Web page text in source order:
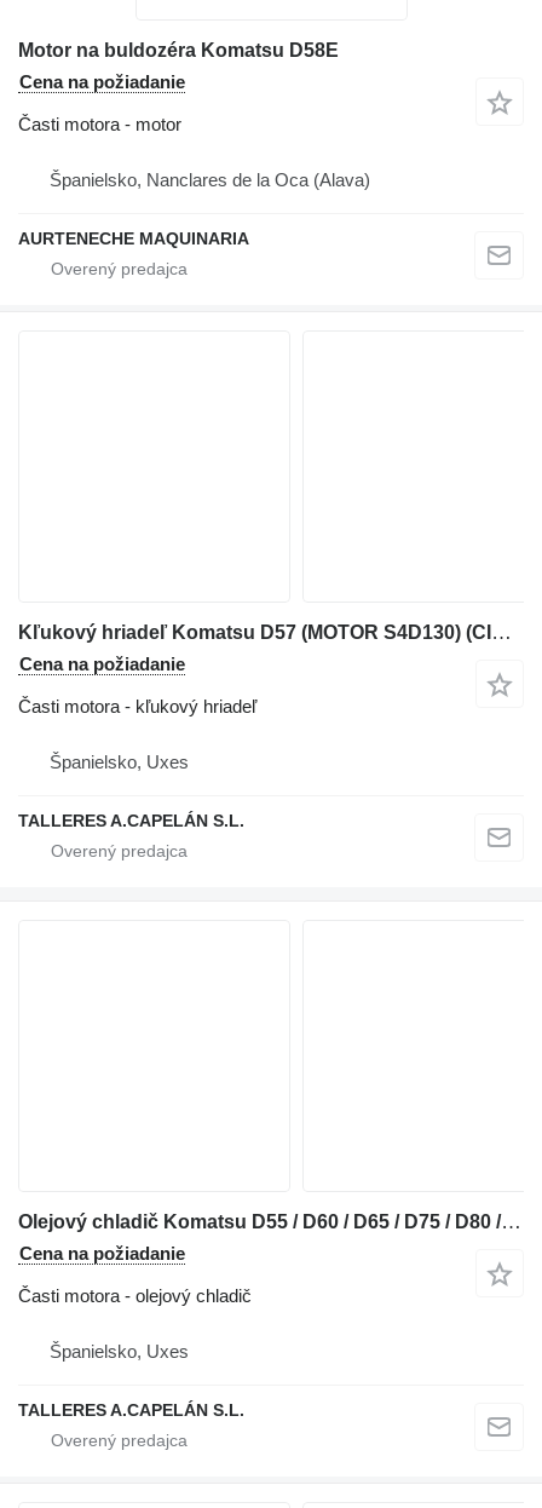
Motor na buldozéra Komatsu D58E
Cena na požiadanie
Časti motora - motor
Španielsko, Nanclares de la Oca (Alava)
AURTENECHE MAQUINARIA
Kľukový hriadeľ Komatsu D57 (MOTOR S4D130) (CIGUEÑAL) na buldozéra Komatsu D57
Cena na požiadanie
Časti motora - kľukový hriadeľ
Španielsko, Uxes
TALLERES A.CAPELÁN S.L.
Olejový chladič Komatsu D55 / D60 / D65 / D75 / D80 / EC170 / EG150 / EG175 / WS16 / GD3 na buldozéra Komatsu D65
Cena na požiadanie
Časti motora - olejový chladič
Španielsko, Uxes
TALLERES A.CAPELÁN S.L.